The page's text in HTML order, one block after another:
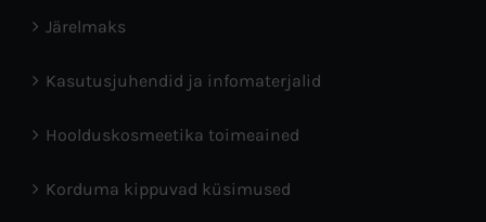
Järelmaks
Kasutusjuhendid ja infomaterjalid
Hoolduskosmeetika toimeained
Korduma kippuvad küsimused